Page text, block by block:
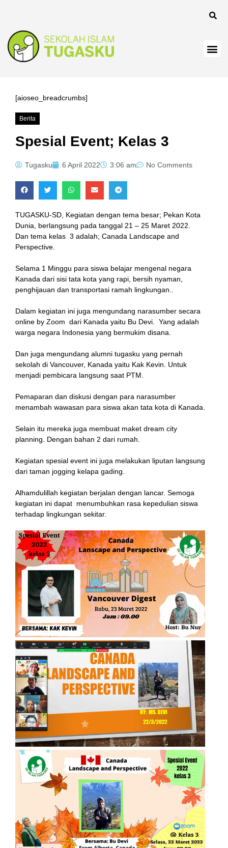
[aioseo_breadcrumbs]
Berita
Spesial Event; Kelas 3
Tugasku 6 April 2022 3:06 am No Comments
TUGASKU-SD, Kegiatan dengan tema besar; Pekan Kota
Dunia, berlangsung pada tanggal 21 – 25 Maret 2022.
Dan tema kelas 3 adalah; Canada Landscape and
Perspective.
Selama 1 Minggu para siswa belajar mengenal negara
Kanada dari sisi tata kota yang rapi, bersih nyaman,
penghijauan dan transportasi ramah lingkungan..
Dalam kegiatan ini juga mengundang narasumber secara
online by Zoom dari Kanada yaitu Bu Devi. Yang adalah
warga negara Indonesia yang bermukim disana.
Dan juga mengundang alumni tugasku yang pernah
sekolah di Vancouver, Kanada yaitu Kak Kevin. Untuk
menjadi pembicara langsung saat PTM.
Pemaparan dan diskusi dengan para narasumber
menambah wawasan para siswa akan tata kota di Kanada.
Selain itu mereka juga membuat maket dream city
planning. Dengan bahan 2 dari rumah.
Kegiatan spesial event ini juga melakukan liputan langsung
dari taman jogging kelapa gading.
Alhamdulillah kegiatan berjalan dengan lancar. Semoga
kegiatan ini dapat menumbuhkan rasa kepedulian siswa
terhadap lingkungan sekitar.